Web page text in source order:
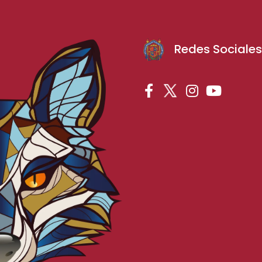
Redes Sociales